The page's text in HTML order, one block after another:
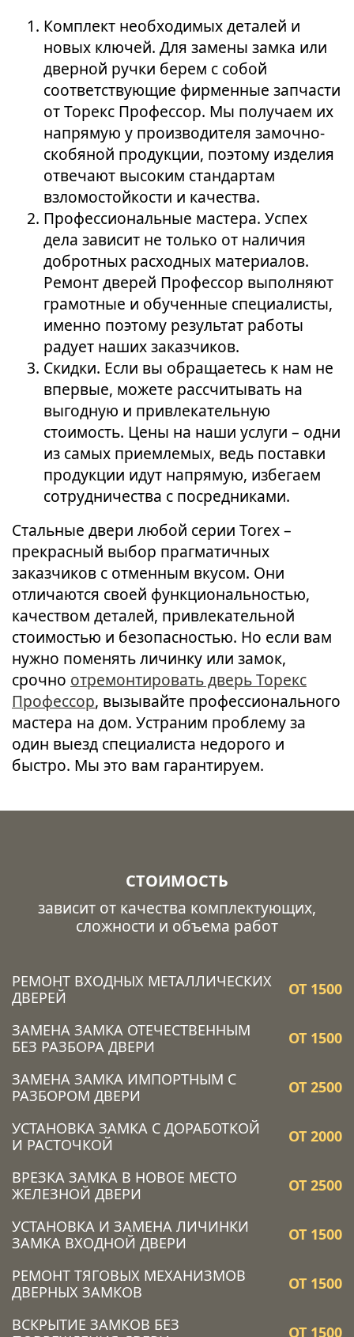
Комплект необходимых деталей и
новых ключей. Для замены замка или
дверной ручки берем с собой
соответствующие фирменные запчасти
от Торекс Профессор. Мы получаем их
напрямую у производителя замочно-
скобяной продукции, поэтому изделия
отвечают высоким стандартам
взломостойкости и качества.
Профессиональные мастера. Успех
дела зависит не только от наличия
добротных расходных материалов.
Ремонт дверей Профессор выполняют
грамотные и обученные специалисты,
именно поэтому результат работы
радует наших заказчиков.
Скидки. Если вы обращаетесь к нам не
впервые, можете рассчитывать на
выгодную и привлекательную
стоимость. Цены на наши услуги – одни
из самых приемлемых, ведь поставки
продукции идут напрямую, избегаем
сотрудничества с посредниками.
Стальные двери любой серии Torex –
прекрасный выбор прагматичных
заказчиков с отменным вкусом. Они
отличаются своей функциональностью,
качеством деталей, привлекательной
стоимостью и безопасностью. Но если вам
нужно поменять личинку или замок,
срочно отремонтировать дверь Торекс
Профессор, вызывайте профессионального
мастера на дом. Устраним проблему за
один выезд специалиста недорого и
быстро. Мы это вам гарантируем.
СТОИМОСТЬ
зависит от качества комплектующих,
сложности и объема работ
РЕМОНТ ВХОДНЫХ МЕТАЛЛИЧЕСКИХ
ДВЕРЕЙ
ОТ 1500
ЗАМЕНА ЗАМКА ОТЕЧЕСТВЕННЫМ
БЕЗ РАЗБОРА ДВЕРИ
ОТ 1500
ЗАМЕНА ЗАМКА ИМПОРТНЫМ С
РАЗБОРОМ ДВЕРИ
ОТ 2500
УСТАНОВКА ЗАМКА C ДОРАБОТКОЙ
И РАСТОЧКОЙ
ОТ 2000
ВРЕЗКА ЗАМКА В НОВОЕ МЕСТО
ЖЕЛЕЗНОЙ ДВЕРИ
ОТ 2500
УСТАНОВКА И ЗАМЕНА ЛИЧИНКИ
ЗАМКА ВХОДНОЙ ДВЕРИ
ОТ 1500
РЕМОНТ ТЯГОВЫХ МЕХАНИЗМОВ
ДВЕРНЫХ ЗАМКОВ
ОТ 1500
ВСКРЫТИЕ ЗАМКОВ БЕЗ
ОТ 1500